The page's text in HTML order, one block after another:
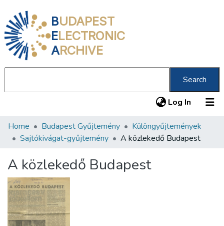
BUDAPEST
ELECTRONIC
ARCHIVE
Search
Log In (current)
Communities & Collections
Statistics
About us
Home Budapest Gyűjtemény
Különgyűjtemények
Sajtókivágat-gyűjtemény
A közlekedő Budapest
A közlekedő Budapest